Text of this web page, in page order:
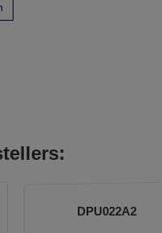
DPU022A2